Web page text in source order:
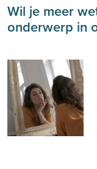
Wil je meer
onderwerp in